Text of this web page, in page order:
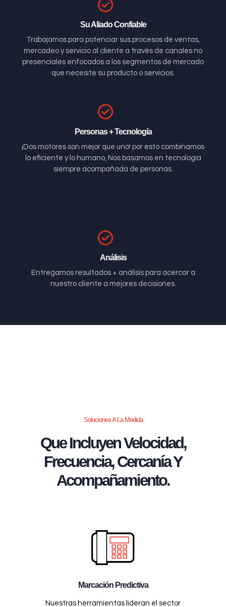
Su Aliado Confiable
Trabajamos para potenciar sus procesos de ventas,
mercadeo y servicio al cliente a través de canales no
presenciales enfocados a los segmentos de mercado
que necesite su producto o servicios.
Personas + Tecnología
¡Dos motores son mejor que uno! por esto combinamos
lo eficiente y lo humano, Nos basamos en tecnología
siempre acompañada de personas.
Análisis
Entregamos resultados + análisis para acercar a
nuestro cliente a mejores decisiones.
Soluciones A La Medida
Que Incluyen Velocidad,
Frecuencia, Cercanía Y
Acompañamiento.
Marcación Predictiva
Nuestras herramientas lideran el sector